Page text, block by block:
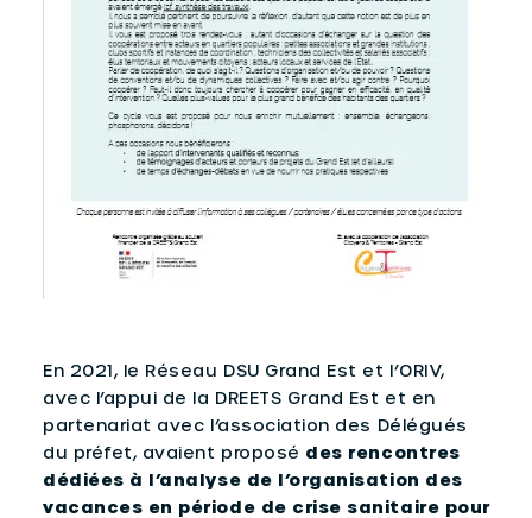
En 2021, le Réseau DSU Grand Est et l’ORIV,
avec l’appui de la DREETS Grand Est et en
partenariat avec l’association des Délégués
du préfet, avaient proposé des rencontres
dédiées à l’analyse de l’organisation des
vacances en période de crise sanitaire pour